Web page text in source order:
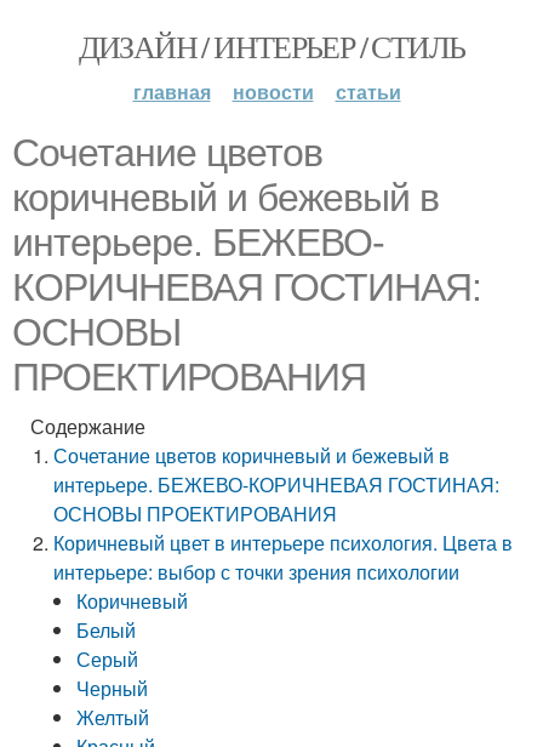
ДИЗАЙН / ИНТЕРЬЕР / СТИЛЬ
главная новости статьи
Сочетание цветов
коричневый и бежевый в
интерьере. БЕЖЕВО-
КОРИЧНЕВАЯ ГОСТИНАЯ:
ОСНОВЫ
ПРОЕКТИРОВАНИЯ
Содержание
Сочетание цветов коричневый и бежевый в
интерьере. БЕЖЕВО-КОРИЧНЕВАЯ ГОСТИНАЯ:
ОСНОВЫ ПРОЕКТИРОВАНИЯ
Коричневый цвет в интерьере психология. Цвета в
интерьере: выбор с точки зрения психологии
Коричневый
Белый
Серый
Черный
Желтый